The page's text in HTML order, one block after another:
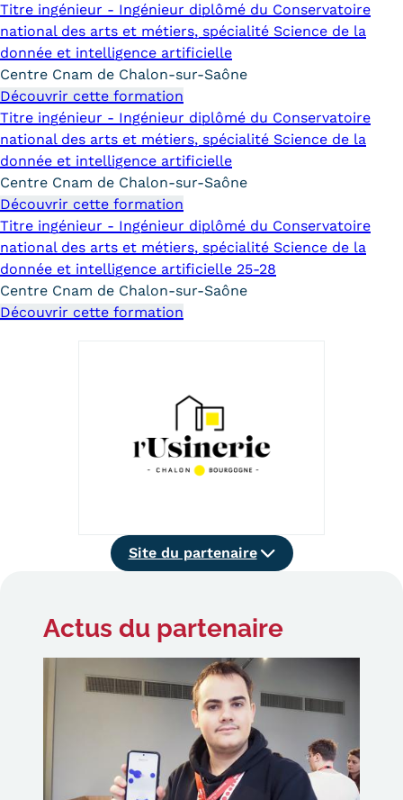
Validation des Acquis de
l'Expérience (VAE)
Validation des études
supérieures (VES)
Validation des acquis
professionnels et personnels
(VAPP)
Infos pratiques
Discrimination/égalité/mixité
Témoignages
Statistiques
Téléchargements
Le Cnam ICSV
Mobilité internationale et
Règlement intérieur
Infos élèves
Site
du
Site du partenaire
Actus du partenaire
Titre ingénieur - Ingénieur diplômé du Conservatoire
national des arts et métiers, spécialité Science de la
donnée et intelligence artificielle
Centre Cnam de Chalon-sur-Saône
Découvrir cette formation
Titre ingénieur - Ingénieur diplômé du Conservatoire
national des arts et métiers, spécialité Science de la
donnée et intelligence artificielle
Centre Cnam de Chalon-sur-Saône
Découvrir cette formation
Titre ingénieur - Ingénieur diplômé du Conservatoire
national des arts et métiers, spécialité Science de la
donnée et intelligence artificielle 25-28
Centre Cnam de Chalon-sur-Saône
Découvrir cette formation